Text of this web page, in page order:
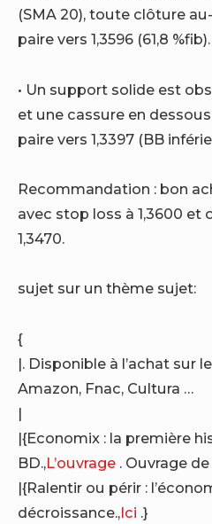
(SMA 20), toute clôture
paire vers 1,3596 (61,8 %fib).
• Un support solide est
et une cassure en
paire vers 1,3397 (BB
Recommandation : bon
avec stop loss à 1,3600 et
1,3470.
sujet sur un thème sujet:
{
|. Disponible à l’achat sur
Amazon, Fnac, Cultura …
|
|{Economix : la première
BD.,L’ouvrage . Ouvrage
|{Ralentir ou périr :
décroissance.,Ici .}